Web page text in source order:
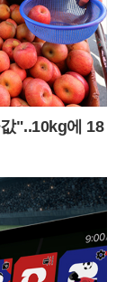
"..10kg에 18